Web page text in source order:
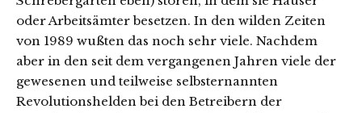
oder Arbeitsämter besetzen. In den wilden Zeiten
von 1989 wußten das noch sehr viele. Nachdem
aber in den seit dem vergangenen Jahren viele der
gewesenen und teilweise selbsternannten
Revolutionshelden bei den Betreibern der